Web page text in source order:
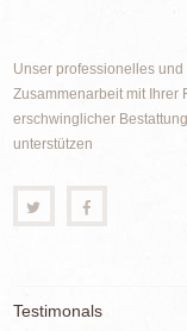
Unser professionelles
Zusammenarbeit mit Ihrer
erschwinglicher
unterstützen
Testimonals